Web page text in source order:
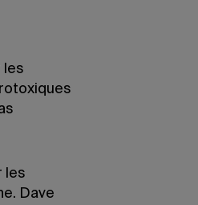
les
les
Dave